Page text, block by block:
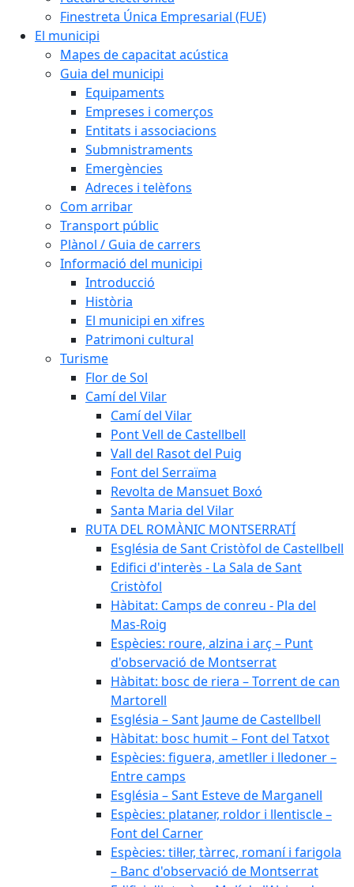
Finestreta Única Empresarial (FUE)
El municipi
Mapes de capacitat acústica
Guia del municipi
Equipaments
Empreses i comerços
Entitats i associacions
Submnistraments
Emergències
Adreces i telèfons
Com arribar
Transport públic
Plànol / Guia de carrers
Informació del municipi
Introducció
Història
El municipi en xifres
Patrimoni cultural
Turisme
Flor de Sol
Camí del Vilar
Camí del Vilar
Pont Vell de Castellbell
Vall del Rasot del Puig
Font del Serraïma
Revolta de Mansuet Boxó
Santa Maria del Vilar
RUTA DEL ROMÀNIC MONTSERRATÍ
Església de Sant Cristòfol de Castellbell
Edifici d'interès - La Sala de Sant
Cristòfol
Hàbitat: Camps de conreu - Pla del
Mas-Roig
Espècies: roure, alzina i arç – Punt
d'observació de Montserrat
Hàbitat: bosc de riera – Torrent de can
Martorell
Església – Sant Jaume de Castellbell
Hàbitat: bosc humit – Font del Tatxot
Espècies: figuera, ametller i lledoner –
Entre camps
Església – Sant Esteve de Marganell
Espècies: plataner, roldor i llentiscle –
Font del Carner
Espècies: til·ler, tàrrec, romaní i farigola
– Banc d'observació de Montserrat